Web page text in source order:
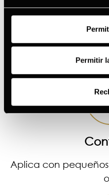
Permitir
Limpia tu rostro
Aplica con